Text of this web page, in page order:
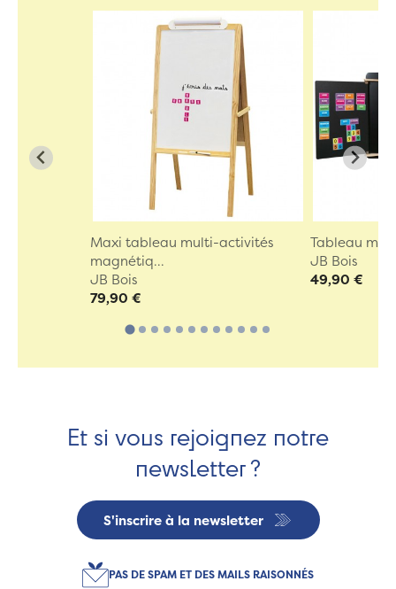
Maxi tableau multi-activités
magnétiq...
JB Bois
79,90 €
Tableau
JB Bois
49,90 €
Et si vous rejoignez notre
newsletter ?
S'inscrire à la newsletter
PAS DE SPAM ET DES MAILS RAISONNÉS